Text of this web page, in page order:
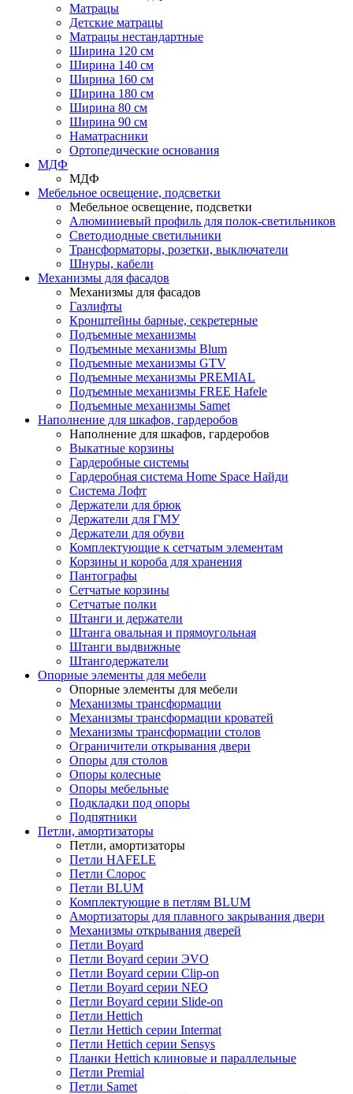
Матрацы
Детские матрацы
Матрацы нестандартные
Ширина 120 см
Ширина 140 см
Ширина 160 см
Ширина 180 см
Ширина 80 см
Ширина 90 см
Наматрасники
Ортопедические основания
МДФ
МДФ
Мебельное освещение, подсветки
Мебельное освещение, подсветки
Алюминиевый профиль для полок-светильников
Светодиодные светильники
Трансформаторы, розетки, выключатели
Шнуры, кабели
Механизмы для фасадов
Механизмы для фасадов
Газлифты
Кронштейны барные, секретерные
Подъемные механизмы
Подъемные механизмы Blum
Подъемные механизмы GTV
Подъемные механизмы PREMIAL
Подъемные механизмы FREE Hafele
Подъемные механизмы Samet
Наполнение для шкафов, гардеробов
Наполнение для шкафов, гардеробов
Выкатные корзины
Гардеробные системы
Гардеробная система Home Space Найди
Система Лофт
Держатели для брюк
Держатели для ГМУ
Держатели для обуви
Комплектующие к сетчатым элементам
Корзины и короба для хранения
Пантографы
Сетчатые корзины
Сетчатые полки
Штанги и держатели
Штанга овальная и прямоугольная
Штанги выдвижные
Штангодержатели
Опорные элементы для мебели
Опорные элементы для мебели
Механизмы трансформации
Механизмы трансформации кроватей
Механизмы трансформации столов
Ограничители открывания двери
Опоры для столов
Опоры колесные
Опоры мебельные
Подкладки под опоры
Подпятники
Петли, амортизаторы
Петли, амортизаторы
Петли HAFELE
Петли Слорос
Петли BLUM
Комплектующие в петлям BLUM
Амортизаторы для плавного закрывания двери
Механизмы открывания дверей
Петли Boyard
Петли Boyard серии ЭVO
Петли Boyard серии Clip-on
Петли Boyard серии NEO
Петли Boyard серии Slide-on
Петли Hettich
Петли Hettich серии Intermat
Петли Hettich серии Sensys
Планки Hettich клиновые и параллельные
Петли Premial
Петли Samet